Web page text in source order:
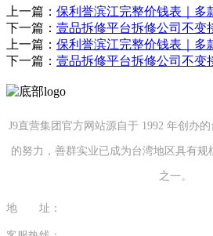
上一篇： 保利誉滨江完整价钱表｜多
下一篇： 壹品拆修平台拆修公司不变
上一篇： 保利誉滨江完整价钱表｜多
下一篇： 壹品拆修平台拆修公司不变
J9直营集团官方网站源自于 1992 年创办
的努力，善群实业已成为台湾地区具有规
之一。
地 址：